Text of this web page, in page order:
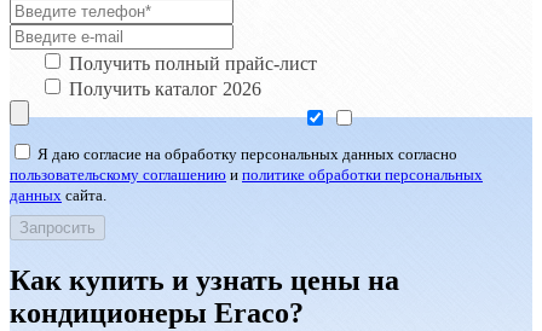
Получить полный прайс-лист
Получить каталог 2026
Я даю согласие на обработку персональных данных согласно
пользовательскому соглашению и политике обработки персональных
данных сайта.
Как купить и узнать цены на
кондиционеры Eraco?